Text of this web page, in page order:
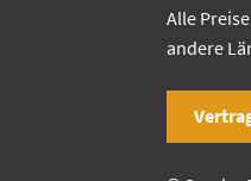
Alle
andere